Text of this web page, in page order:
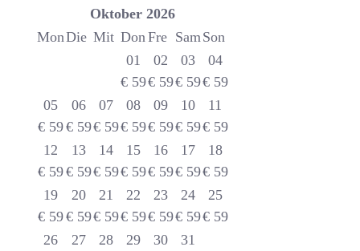
Oktober 2026
MonDie Mit DonFre SamSon
01
€ 59
02
€ 59
03
€ 59
04
€ 59
05
€ 59
06
€ 59
07
€ 59
08
€ 59
09
€ 59
10
€ 59
11
€ 59
12
€ 59
13
€ 59
14
€ 59
15
€ 59
16
€ 59
17
€ 59
18
€ 59
19
€ 59
20
€ 59
21
€ 59
22
€ 59
23
€ 59
24
€ 59
25
€ 59
26
27
28
29
30
31